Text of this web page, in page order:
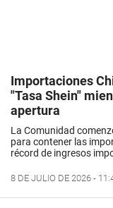
Importaciones
"Tasa Shein"
apertura
La Comunidad
para contener las
récord de ingresos
8 DE JULIO DE 2026 -